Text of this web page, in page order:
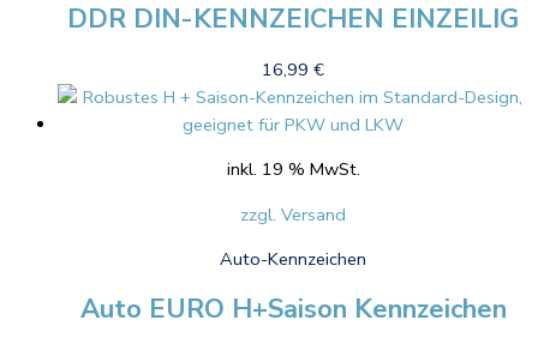
DDR DIN-KENNZEICHEN EINZEILIG
16,99 €
inkl. 19 % MwSt.
zzgl. Versand
Auto-Kennzeichen
Auto EURO H+Saison Kennzeichen